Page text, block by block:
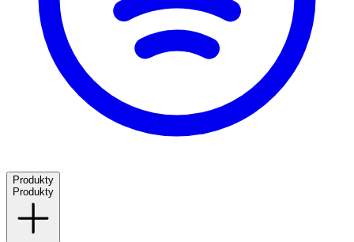
Produkty
Produkty